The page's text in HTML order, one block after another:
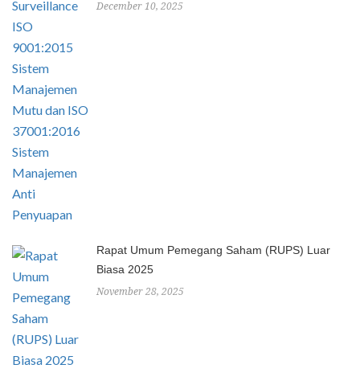
December 10, 2025
Rapat Umum Pemegang Saham (RUPS) Luar
Biasa 2025
November 28, 2025